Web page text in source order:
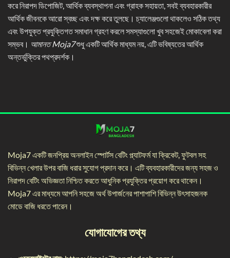
করে নিরাপদ ডিপোজিট, আর্থিক ব্যবস্থাপনা এবং গ্রাহক সহায়তা, সবই ব্যবহারকারীর
আর্থিক জীবনকে আরো স্বচ্ছ এবং দক্ষ করে তুলছে। চ্যালেঞ্জগুলো থাকলেও সঠিক তথ্য
এবং উপযুক্ত প্রযুক্তিগত সমাধান গ্রহণ করলে সমস্যাগুলো খুব সহজেই মোকাবেলা করা
সম্ভব। আমানত Moja7শুধু একটি আর্থিক মাধ্যম নয়, এটি ভবিষ্যতের আর্থিক
অন্তর্ভুক্তির পথপ্রদর্শক।
Moja7 একটি জনপ্রিয় অনলাইন স্পোর্টস বেটিং প্ল্যাটফর্ম যা ক্রিকেট, ফুটবল সহ
বিভিন্ন খেলার উপর বাজি ধরার সুযোগ প্রদান করে। এটি ব্যবহারকারীদের জন্য সহজ ও
নিরাপদ বেটিং অভিজ্ঞতা নিশ্চিত করতে আধুনিক প্রযুক্তির প্রয়োগ করে থাকেন।
Moja7 এর মাধ্যমে আপনি সহজে অর্থ উপার্জনের পাশাপাশি বিভিন্ন উৎসাহজনক
মোডে বাজি ধরতে পারেন।
যোগাযোগের তথ্য